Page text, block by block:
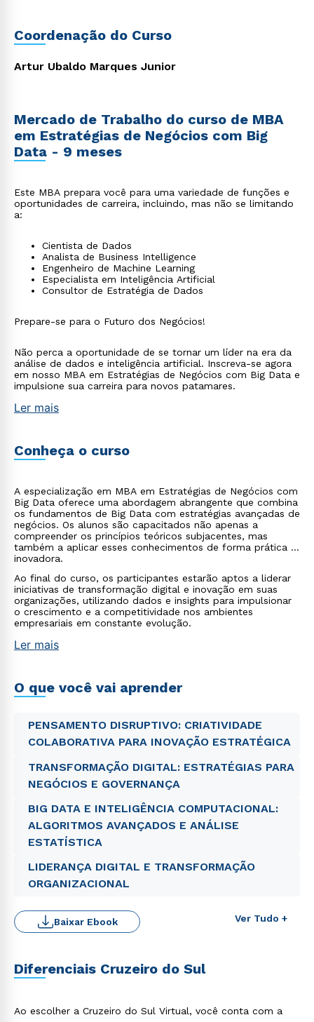
carreiras e alcançar o sucesso profissional.
Coordenação do Curso
Artur Ubaldo Marques Junior
Mercado de Trabalho do curso de MBA
em Estratégias de Negócios com Big
Data - 9 meses
Este MBA prepara você para uma variedade de funções e
oportunidades de carreira, incluindo, mas não se limitando
a:
Cientista de Dados
Analista de Business Intelligence
Engenheiro de Machine Learning
Especialista em Inteligência Artificial
Consultor de Estratégia de Dados
Prepare-se para o Futuro dos Negócios!
Não perca a oportunidade de se tornar um líder na era da
análise de dados e inteligência artificial. Inscreva-se agora
em nosso MBA em Estratégias de Negócios com Big Data e
impulsione sua carreira para novos patamares.
Ler mais
Conheça o curso
A especialização em MBA em Estratégias de Negócios com
Big Data oferece uma abordagem abrangente que combina
os fundamentos de Big Data com estratégias avançadas de
negócios. Os alunos são capacitados não apenas a
compreender os princípios teóricos subjacentes, mas
também a aplicar esses conhecimentos de forma prática e
inovadora.
Ao final do curso, os participantes estarão aptos a liderar
iniciativas de transformação digital e inovação em suas
organizações, utilizando dados e insights para impulsionar
o crescimento e a competitividade nos ambientes
empresariais em constante evolução.
Ler mais
O que você vai aprender
PENSAMENTO DISRUPTIVO: CRIATIVIDADE
COLABORATIVA PARA INOVAÇÃO ESTRATÉGICA
TRANSFORMAÇÃO DIGITAL: ESTRATÉGIAS PARA
NEGÓCIOS E GOVERNANÇA
BIG DATA E INTELIGÊNCIA COMPUTACIONAL:
ALGORITMOS AVANÇADOS E ANÁLISE
ESTATÍSTICA
LIDERANÇA DIGITAL E TRANSFORMAÇÃO
ORGANIZACIONAL
Ver Tudo +
Baixar Ebook
Diferenciais Cruzeiro do Sul
Ao escolher a Cruzeiro do Sul Virtual, você conta com a
Rápido e fácil